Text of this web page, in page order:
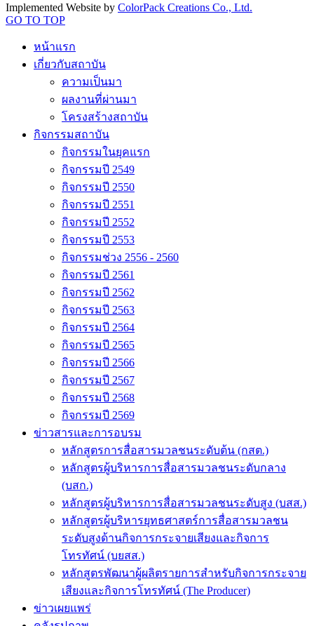
Implemented Website by ColorPack Creations Co., Ltd.
GO TO TOP
หน้าแรก
เกี่ยวกับสถาบัน
ความเป็นมา
ผลงานที่ผ่านมา
โครงสร้างสถาบัน
กิจกรรมสถาบัน
กิจกรรมในยุคแรก
กิจกรรมปี 2549
กิจกรรมปี 2550
กิจกรรมปี 2551
กิจกรรมปี 2552
กิจกรรมปี 2553
กิจกรรมช่วง 2556 - 2560
กิจกรรมปี 2561
กิจกรรมปี 2562
กิจกรรมปี 2563
กิจกรรมปี 2564
กิจกรรมปี 2565
กิจกรรมปี 2566
กิจกรรมปี 2567
กิจกรรมปี 2568
กิจกรรมปี 2569
ข่าวสารและการอบรม
หลักสูตรการสื่อสารมวลชนระดับต้น (กสต.)
หลักสูตรผู้บริหารการสื่อสารมวลชนระดับกลาง
(บสก.)
หลักสูตรผู้บริหารการสื่อสารมวลชนระดับสูง (บสส.)
หลักสูตรผู้บริหารยุทธศาสตร์การสื่อสารมวลชน
ระดับสูงด้านกิจการกระจายเสียงและกิจการ
โทรทัศน์ (บยสส.)
หลักสูตรพัฒนาผู้ผลิตรายการสำหรับกิจการกระจาย
เสียงและกิจการโทรทัศน์ (The Producer)
ข่าวเผยแพร่